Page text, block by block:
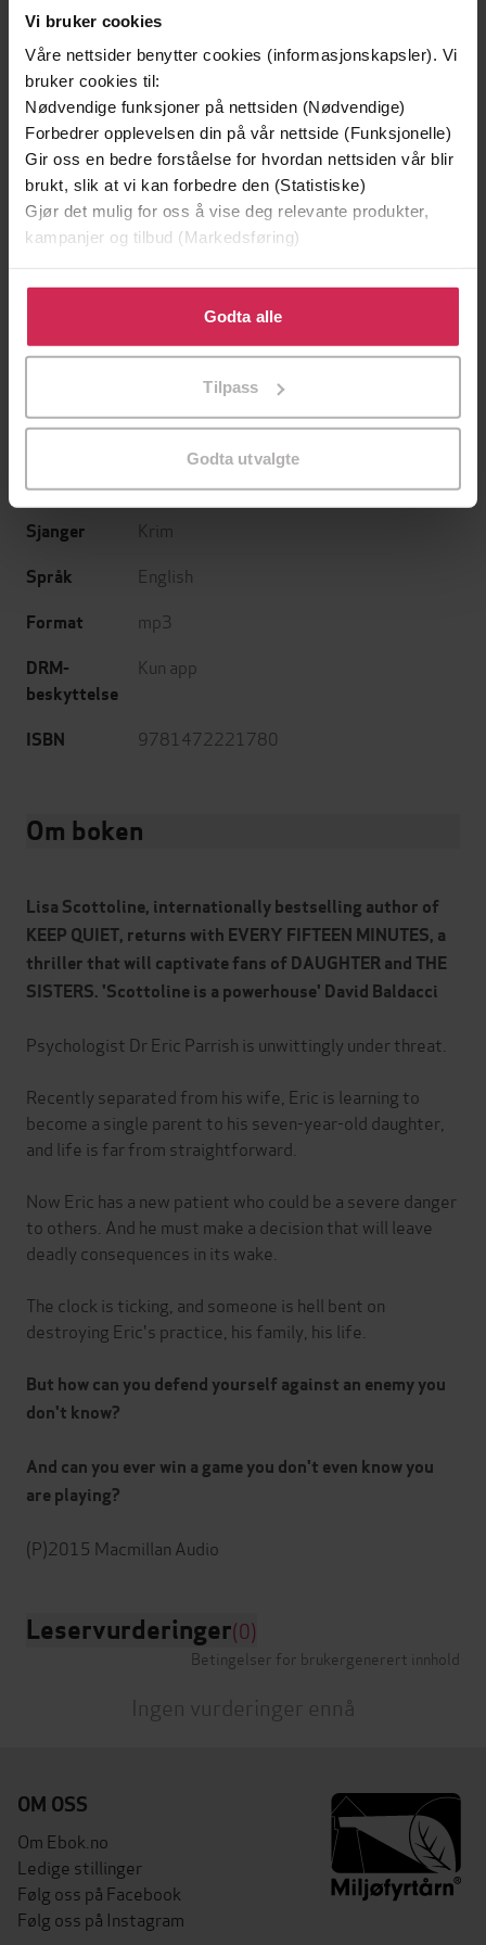
Vi bruker cookies
Våre nettsider benytter cookies (informasjonskapsler). Vi
bruker cookies til:
Nødvendige funksjoner på nettsiden (Nødvendige)
Forbedrer opplevelsen din på vår nettside (Funksjonelle)
Gir oss en bedre forståelse for hvordan nettsiden vår blir
brukt, slik at vi kan forbedre den (Statistiske)
Gjør det mulig for oss å vise deg relevante produkter,
kampanjer og tilbud (Markedsføring)
Klikk på «Godta alle» for å gi oss ditt samtykke til å
bruke cookies for alle disse formålene. Du kan også
tilpasse ditt samtykke til spesifikke formål ved å klikke
Godta alle
Tilpass
Godta utvalgte
199,-
Minnesota
Jo Nesbø
EBOK
349,-
Utskudd
Jørn Lier Horst
EBOK
Lisa Scottoline(forfatter),
Newbern(innleser)
14.04.2015
Lengde 13:33
Sjanger Krim
Språk English
Format mp3
DRM-
beskyttelse
Kun app
ISBN 9781472221780
Om boken
Lisa Scottoline, internationally bestselling author of
KEEP QUIET, returns with EVERY FIFTEEN MINUTES, a
thriller that will captivate fans of DAUGHTER and THE
SISTERS. 'Scottoline is a powerhouse' David Baldacci
Psychologist Dr Eric Parrish is unwittingly under threat.
Recently separated from his wife, Eric is learning to
become a single parent to his seven-year-old daughter,
and life is far from straightforward.
Now Eric has a new patient who could be a severe danger
to others. And he must make a decision that will leave
deadly consequences in its wake.
The clock is ticking, and someone is hell bent on
destroying Eric's practice, his family, his life.
But how can you defend yourself against an enemy you
don't know?
And can you ever win a game you don't even know you
are playing?
Leservurderinger(0)
Betingelser for brukergenerert innhold
Ingen vurderinger ennå
OM OSS
Om Ebok.no
Ledige stillinger
Følg oss på Facebook
Følg oss på Instagram